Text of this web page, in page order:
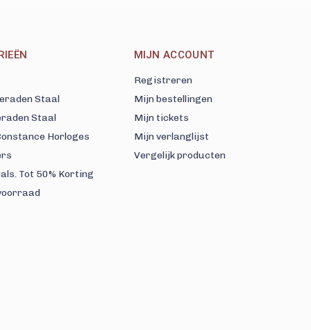
Staal
Staal
Horloges
Tot 50% Korting
MIJN ACCOUNT
Registreren
Mijn bestellingen
Mijn tickets
Mijn verlanglijst
Vergelijk producten